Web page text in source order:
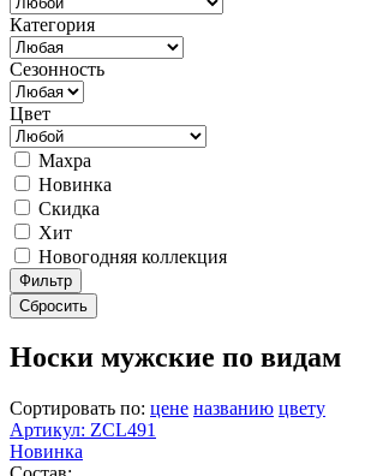
Категория
Сезонность
Цвет
Махра
Новинка
Скидка
Хит
Новогодняя коллекция
Фильтр
Сбросить
Носки мужские по видам
Сортировать по: цене названию цвету
Артикул: ZCL491
Новинка